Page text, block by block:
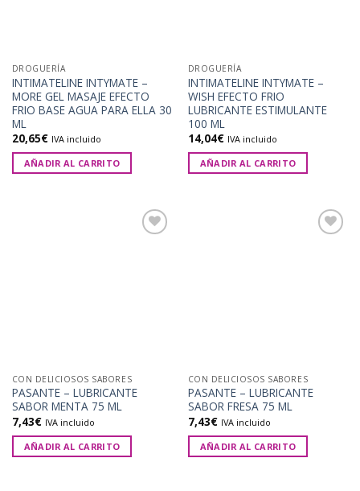
DROGUERÍA
INTIMATELINE INTYMATE –
MORE GEL MASAJE EFECTO
FRIO BASE AGUA PARA ELLA 30
ML
20,65€ IVA incluido
AÑADIR AL CARRITO
DROGUERÍA
INTIMATELINE INTYMATE –
WISH EFECTO FRIO
LUBRICANTE ESTIMULANTE
100 ML
14,04€ IVA incluido
AÑADIR AL CARRITO
CON DELICIOSOS SABORES
PASANTE – LUBRICANTE
SABOR MENTA 75 ML
7,43€ IVA incluido
AÑADIR AL CARRITO
CON DELICIOSOS SABORES
PASANTE – LUBRICANTE
SABOR FRESA 75 ML
7,43€ IVA incluido
AÑADIR AL CARRITO